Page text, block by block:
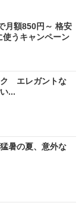
月額850円～ 格安
使うキャンペーン
ク エレガントな
...
暑の夏、意外な